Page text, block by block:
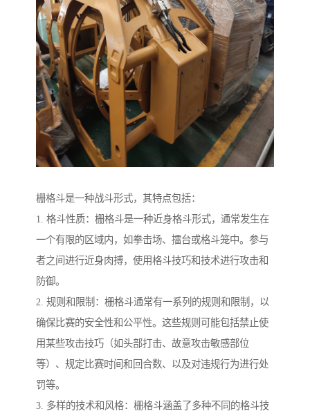
栅格斗是一种战斗形式，其特点包括：
1. 格斗性质：栅格斗是一种近身格斗形式，通常发生在
一个有限的区域内，如拳击场、擂台或格斗笼中。参与
者之间进行近身肉搏，使用格斗技巧和技术进行攻击和
防御。
2. 规则和限制：栅格斗通常有一系列的规则和限制，以
确保比赛的安全性和公平性。这些规则可能包括禁止使
用某些攻击技巧（如头部打击、故意攻击敏感部位
等）、规定比赛时间和回合数、以及对违规行为进行处
罚等。
3. 多样的技术和风格：栅格斗涵盖了多种不同的格斗技